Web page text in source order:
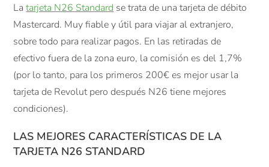
Latarjeta N26 Standard se trata de una tarjeta de débito
Mastercard. Muy fiable y útil para viajar al extranjero,
sobre todo para realizar pagos. En las retiradas de
efectivo fuera de la zona euro, la comisión es del 1,7%
(por lo tanto, para los primeros 200€ es mejor usar la
tarjeta de Revolut pero después N26 tiene mejores
condiciones).
LAS MEJORES CARACTERÍSTICAS DE LA
TARJETA N26 STANDARD